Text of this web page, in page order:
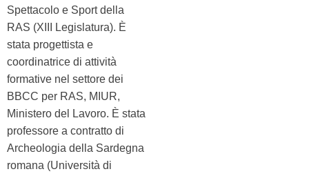
Spettacolo e Sport della
RAS (XIII Legislatura). È
stata progettista e
coordinatrice di attività
formative nel settore dei
BBCC per RAS, MIUR,
Ministero del Lavoro. È stata
professore a contratto di
Archeologia della Sardegna
romana (Università di